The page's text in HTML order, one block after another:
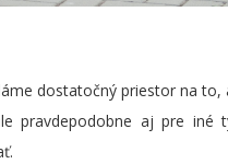
dostatočný priestor na to,
pravdepodobne aj pre iné